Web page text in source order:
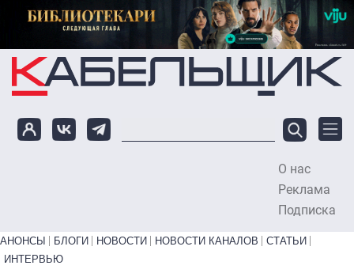
Перейти к основному содержанию
О нас
Реклама
Подписка
Primary links bottom
АНОНСЫ БЛОГИ НОВОСТИ НОВОСТИ КАНАЛОВ
СТАТЬИ
ИНТЕРВЬЮ